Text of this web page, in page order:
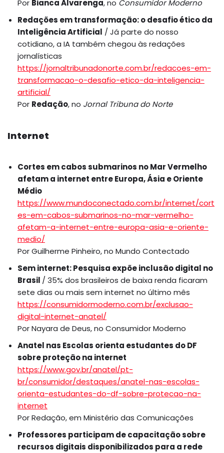
Por Bianca Alvarenga, no Consumidor Moderno
Redações em transformação: o desafio ético da
Inteligência Artificial / Já parte do nosso
cotidiano, a IA também chegou às redações
jornalísticas
https://jornaltribunadonorte.com.br/redacoes-em-
transformacao-o-desafio-etico-da-inteligencia-
artificial/
Por Redação, no Jornal Tribuna do Norte
Internet
Cortes em cabos submarinos no Mar Vermelho
afetam a internet entre Europa, Ásia e Oriente
Médio
https://www.mundoconectado.com.br/internet/cort
es-em-cabos-submarinos-no-mar-vermelho-
afetam-a-internet-entre-europa-asia-e-oriente-
medio/
Por Guilherme Pinheiro, no Mundo Contectado
Sem internet: Pesquisa expõe inclusão digital no
Brasil / 35% dos brasileiros de baixa renda ficaram
sete dias ou mais sem internet no último mês
https://consumidormoderno.com.br/exclusao-
digital-internet-anatel/
Por Nayara de Deus, no Consumidor Moderno
Anatel nas Escolas orienta estudantes do DF
sobre proteção na internet
https://www.gov.br/anatel/pt-
br/consumidor/destaques/anatel-nas-escolas-
orienta-estudantes-do-df-sobre-protecao-na-
internet
Por Redação, em Ministério das Comunicações
Professores participam de capacitação sobre
recursos digitais disponibilizados para a rede